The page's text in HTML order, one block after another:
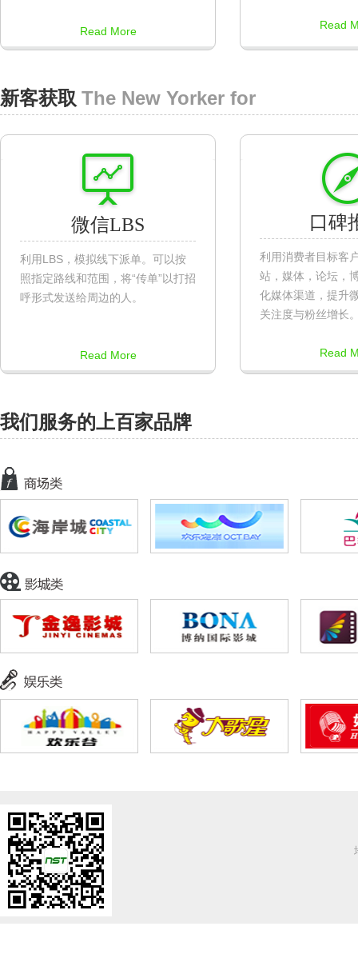
Read More Read
新客获取 The New Yorker for
微信LBS
利用LBS，模拟线下派单。可以按
照指定路线和范围，将“传单”以打招
呼形式发送给周边的人。
Read More
口碑
利用消费者目标客
站，媒体，论坛，
化媒体渠道，提升
关注度与粉丝增长
Read
我们服务的上百家品牌